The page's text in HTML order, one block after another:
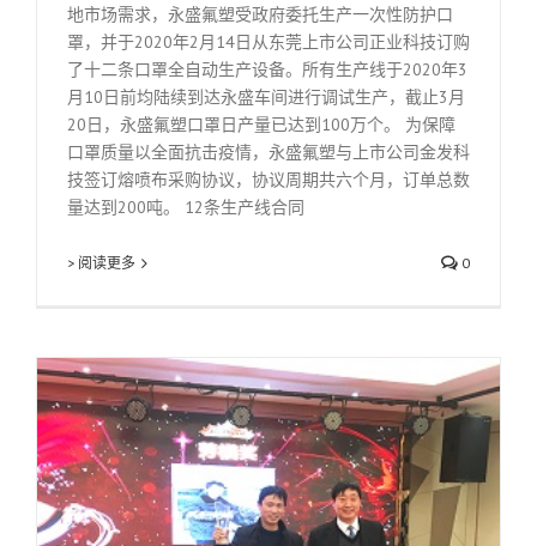
地市场需求，永盛氟塑受政府委托生产一次性防护口
罩，并于2020年2月14日从东莞上市公司正业科技订购
了十二条口罩全自动生产设备。所有生产线于2020年3
月10日前均陆续到达永盛车间进行调试生产，截止3月
20日，永盛氟塑口罩日产量已达到100万个。 为保障
口罩质量以全面抗击疫情，永盛氟塑与上市公司金发科
技签订熔喷布采购协议，协议周期共六个月，订单总数
量达到200吨。 12条生产线合同
> 阅读更多 0